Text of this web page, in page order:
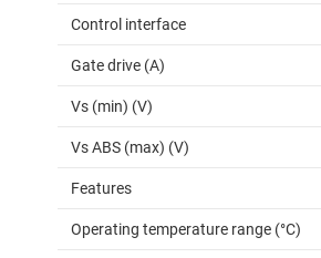
Control interface
Gate drive (A)
Vs (min) (V)
Vs ABS (max) (V)
Features
Operating temperature range (°C)